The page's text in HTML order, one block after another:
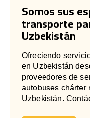
Somos sus
transporte
Uzbekistán
Ofreciendo
en Uzbekistán
proveedores de
autobuses chárter
Uzbekistán.